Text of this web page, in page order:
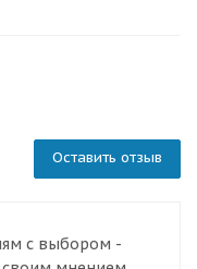
Оставить отзыв
с выбором -